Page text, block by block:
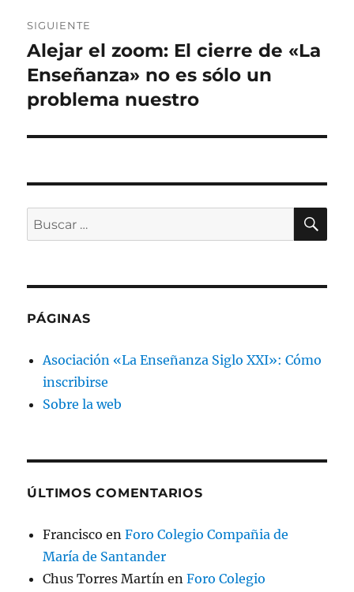
SIGUIENTE
Entrada
siguiente:
Alejar el zoom: El cierre de «La
Enseñanza» no es sólo un
problema nuestro
Buscar
por:
PÁGINAS
Asociación «La Enseñanza Siglo XXI»: Cómo
inscribirse
Sobre la web
ÚLTIMOS COMENTARIOS
Francisco enForo Colegio Compañia de
María de Santander
Chus Torres Martín enForo Colegio